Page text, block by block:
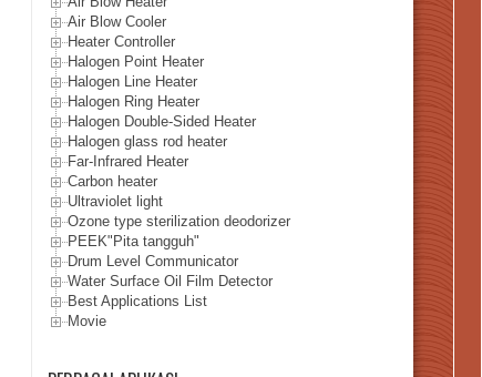
Air Blow Cooler
Heater Controller
Halogen Point Heater
Halogen Line Heater
Halogen Ring Heater
Halogen Double-Sided Heater
Halogen glass rod heater
Far-Infrared Heater
Carbon heater
Ultraviolet light
Ozone type sterilization deodorizer
PEEK"Pita tangguh"
Drum Level Communicator
Water Surface Oil Film Detector
Best Applications List
Movie